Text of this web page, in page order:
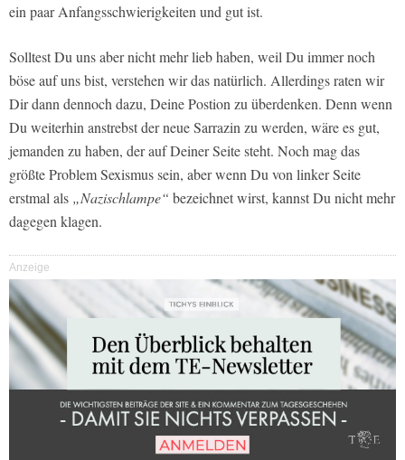
ein paar Anfangsschwierigkeiten und gut ist.
Solltest Du uns aber nicht mehr lieb haben, weil Du immer noch
böse auf uns bist, verstehen wir das natürlich. Allerdings raten wir
Dir dann dennoch dazu, Deine Postion zu überdenken. Denn wenn
Du weiterhin anstrebst der neue Sarrazin zu werden, wäre es gut,
jemanden zu haben, der auf Deiner Seite steht. Noch mag das
größte Problem Sexismus sein, aber wenn Du von linker Seite
erstmal als „Nazischlampe“ bezeichnet wirst, kannst Du nicht mehr
dagegen klagen.
Anzeige